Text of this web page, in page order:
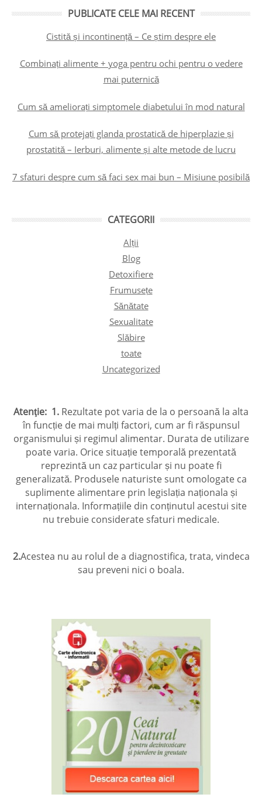
PUBLICATE CELE MAI RECENT
Cistită și incontinență – Ce știm despre ele
Combinați alimente + yoga pentru ochi pentru o vedere
mai puternică
Cum să ameliorați simptomele diabetului în mod natural
Cum să protejați glanda prostatică de hiperplazie și
prostatită – Ierburi, alimente și alte metode de lucru
7 sfaturi despre cum să faci sex mai bun – Misiune posibilă
CATEGORII
Alții
Blog
Detoxifiere
Frumusețe
Sănătate
Sexualitate
Slăbire
toate
Uncategorized
Atenţie: 1. Rezultate pot varia de la o persoană la alta
în funcție de mai mulți factori, cum ar fi răspunsul
organismului și regimul alimentar. Durata de utilizare
poate varia. Orice situație temporală prezentată
reprezintă un caz particular și nu poate fi
generalizată. Produsele naturiste sunt omologate ca
suplimente alimentare prin legislația naționala și
internaționala. Informațiile din conținutul acestui site
nu trebuie considerate sfaturi medicale.
2.Acestea nu au rolul de a diagnostifica, trata, vindeca
sau preveni nici o boala.